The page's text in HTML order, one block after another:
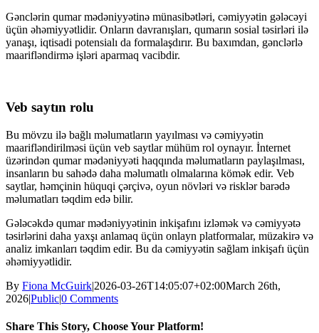
Gənclərin qumar mədəniyyətinə münasibətləri, cəmiyyətin gələcəyi
üçün əhəmiyyətlidir. Onların davranışları, qumarın sosial təsirləri ilə
yanaşı, iqtisadi potensialı da formalaşdırır. Bu baxımdan, gənclərlə
maarifləndirmə işləri aparmaq vacibdir.
Veb saytın rolu
Bu mövzu ilə bağlı məlumatların yayılması və cəmiyyətin
maarifləndirilməsi üçün veb saytlar mühüm rol oynayır. İnternet
üzərindən qumar mədəniyyəti haqqında məlumatların paylaşılması,
insanların bu sahədə daha məlumatlı olmalarına kömək edir. Veb
saytlar, həmçinin hüquqi çərçivə, oyun növləri və risklər barədə
məlumatları təqdim edə bilir.
Gələcəkdə qumar mədəniyyətinin inkişafını izləmək və cəmiyyətə
təsirlərini daha yaxşı anlamaq üçün onlayn platformalar, müzakirə və
analiz imkanları təqdim edir. Bu da cəmiyyətin sağlam inkişafı üçün
əhəmiyyətlidir.
By Fiona McGuirk|2026-03-26T14:05:07+02:00March 26th,
2026|Public|0 Comments
Share This Story, Choose Your Platform!